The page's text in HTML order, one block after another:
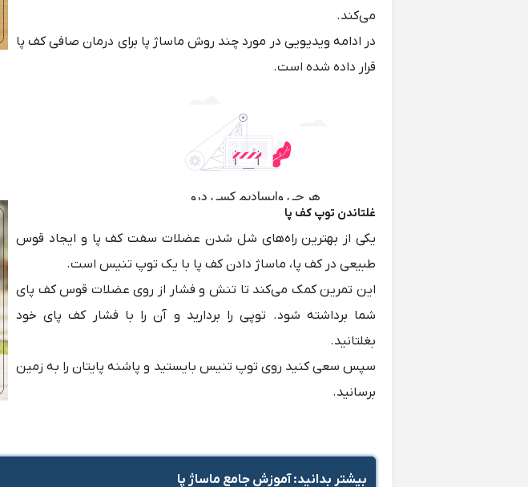
می‌کند.
در ادامه ویدیویی در مورد چند روش ماساژ پا برای درمان صافی کف پا
قرار داده شده است.
غلتاندن توپ کف پا
یکی از بهترین راه‌های شل شدن عضلات سفت کف پا و ایجاد قوس
طبیعی در کف پا، ماساژ دادن کف پا با یک توپ تنیس است.
این تمرین کمک می‌کند تا تنش و فشار از روی عضلات قوس کف پای
شما برداشته شود. توپی را بردارید و آن را با فشار کف پای خود
بغلتانید.
سپس سعی کنید روی توپ تنیس بایستید و پاشنه پایتان را به زمین
برسانید.
بیشتر بدانید:آموزش جامع ماساژ پا